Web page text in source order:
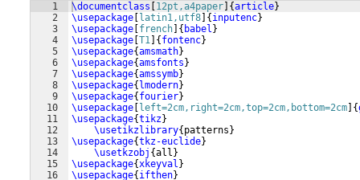
1
2
3
4
5
6
7
8
9
10
11
12
13
14
15
16
\documentclass 12pt,a4paper {article}
\usepackage
latin1,utf8 { inputenc}
\usepackage french { babel }
\usepackage T1 { fontenc}
\usepackage{amsmath}
\usepackage{amsfonts }
\usepackage{amssymb}
\usepackage{ lmodern}
\usepackage{ fourier}
\usepackage
left=2cm,right=2cm,top=2cm,bottom=2cm {
\usepackage{tikz}
\usetikzlibrary{ patterns }
\usepackage{tkz-euclide}
\usetkzobj {all }
\usepackage{xkeyval }
\usepackage{ ifthen}